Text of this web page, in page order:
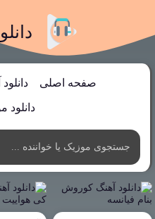
صفحه اصلی
دانلود